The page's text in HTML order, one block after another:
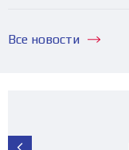
Все новости